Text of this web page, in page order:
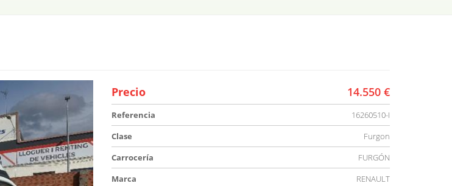
Precio 14.550 €
Referencia
16260510-I
Clase
Furgon
Carrocería
FURGÓN
Marca
RENAULT